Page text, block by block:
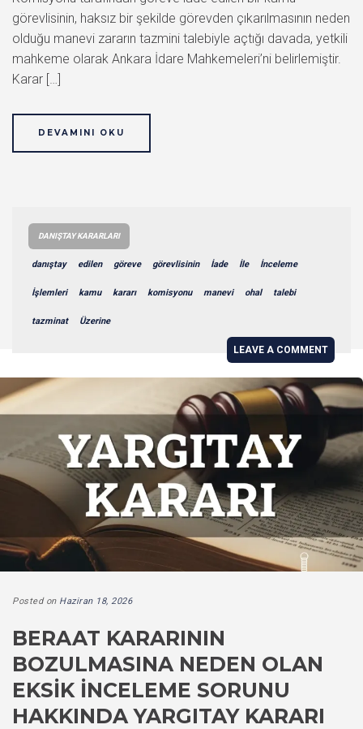
görevlisinin, haksız bir şekilde görevden çıkarılmasının neden
olduğu manevi zararın tazmini talebiyle açtığı davada, yetkili
mahkeme olarak Ankara İdare Mahkemeleri’ni belirlemiştir.
Karar […]
DEVAMINI OKU
DANIŞTAY KARARLARI
danıştay edilen göreve görevlisinin İade İle İnceleme
İşlemleri kamu kararı komisyonu manevi ohal talebi
tazminat Üzerine
LEAVE A COMMENT
Posted on Haziran 18, 2026
BERAAT KARARININ
BOZULMASINA NEDEN OLAN
EKSIK İNCELEME SORUNU
HAKKINDA YARGITAY KARARI